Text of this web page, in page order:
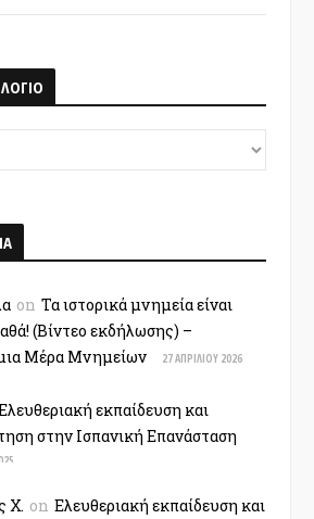
on Τα ιστορικά μνημεία είναι
(Βίντεο εκδήλωσης) –
Μέρα Μνημείων
27 ΑΠΡΙΛΊΟΥ 2026
εκπαίδευση και
στην Ισπανική Επανάσταση
Χ. on Ελευθεριακή εκπαίδευση και